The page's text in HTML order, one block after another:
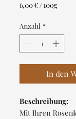
6,00 €/100g
pro
100
Gramm
Anzahl *
In den
Beschreibung:
Mit Ihren